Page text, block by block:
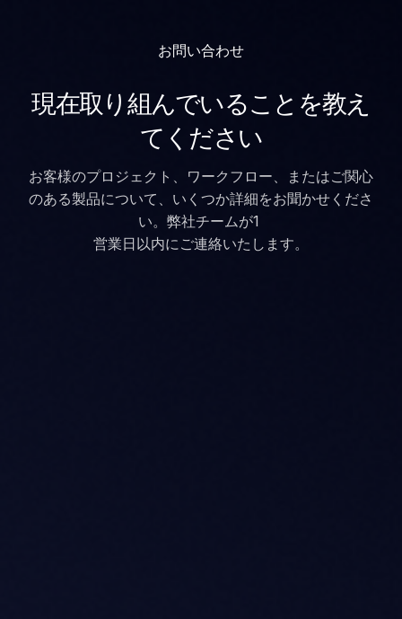
お問い合わせ
現在取り組んでいることを教え
てください
お客様のプロジェクト、ワークフロー、またはご関心
のある製品について、いくつか詳細をお聞かせくださ
い。弊社チームが1
営業日以内にご連絡いたします。